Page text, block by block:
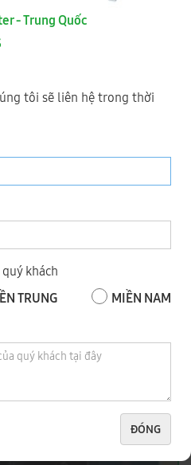
- Trung Quốc
tôi sẽ liên hệ trong thời
khách
TRUNG
MIỀN NAM
ĐÓNG
S100A
HÌNH TỰ ĐỘNG WM-S100A
- Bảo Hành
CNCToàn Quốc